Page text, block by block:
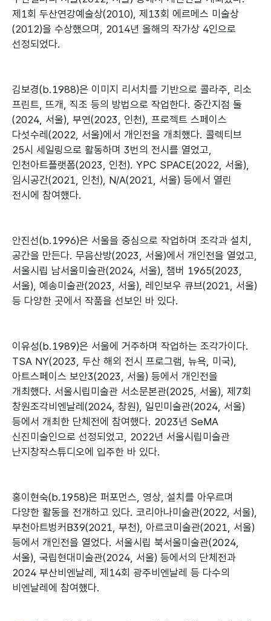
제1회 두산연강예술상(2010), 제13회 에르메스 미술상
(2012)을 수상했으며, 2014년 올해의 작가상 4인으로
선정되었다.
김보경(b.1988)은 이미지 리서치를 기반으로 콜라주, 리소
프린트, 뜨개, 직조 등의 방법으로 작업한다. 중간지점 둘
(2024, 서울), 부연(2023, 인천), 프로젝트 스페이스
다섯수레(2022, 서울)에서 개인전을 개최했다. 콜렉티브
25시 세일링으로 활동하며 3번의 전시를 열었고,
인천아트플랫폼(2023, 인천). YPC SPACE(2022, 서울),
임시공간(2021, 인천), N/A(2021, 서울) 등에서 열린
전시에 참여했다.
안진선(b.1996)은 서울을 중심으로 작업하며 조각과 설치,
공간을 만든다. 무음산방(2023, 서울)에서 개인전을 열었고,
서울시립 남서울미술관(2024, 서울), 챔버 1965(2023,
서울), 예송미술관(2023, 서울), 레인보우 큐브(2021, 서울)
등 다양한 곳에서 작품을 선보인 바 있다.
이유성(b.1989)은 서울에 거주하며 작업하는 조각가이다.
TSA NY(2023, 두산 해외 전시 프로그램, 뉴욕, 미국),
아트스페이스 보안3(2023, 서울) 등에서 개인전을
개최했다. 서울시립미술관 서소문본관(2025, 서울), 제7회
창원조각비엔날레(2024, 창원), 일민미술관(2024, 서울)
등에서 개최한 단체전에 참여했다. 2023년 SeMA
신진미술인으로 선정되었고, 2022년 서울시립미술관
난지창작스튜디오에 입주한 바 있다.
홍이현숙(b.1958)은 퍼포먼스, 영상, 설치를 아우르며
다양한 활동을 전개하고 있다. 코리아나미술관(2022, 서울),
부천아트벙커B39(2021, 부천), 아르코미술관(2021, 서울)
등에서 개인전을 열었다. 서울시립 북서울미술관(2024,
서울), 국립현대미술관(2024, 서울) 등에서의 단체전과
2024 부산비엔날레, 제14회 광주비엔날레 등 다수의
비엔날레에 참여했다.